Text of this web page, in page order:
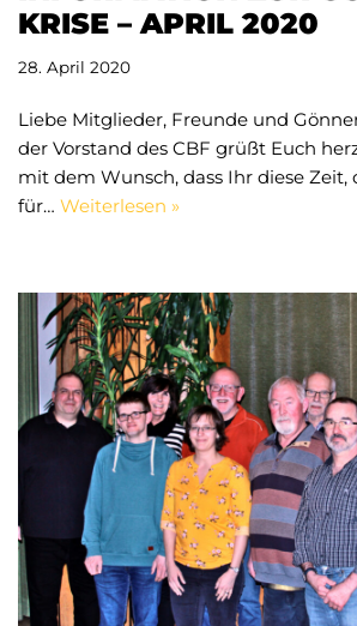
KRISE – APRIL 2020
28. April 2020
Liebe Mitglieder, Freunde und
der Vorstand des CBF grüßt Euch
mit dem Wunsch, dass Ihr diese Zeit,
für… Weiterlesen »